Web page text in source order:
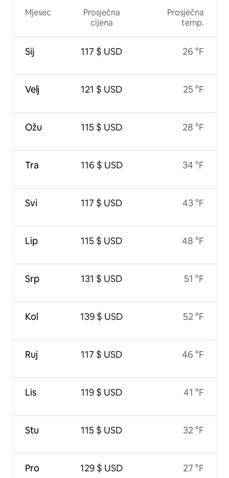
Mjesec
Sij
Velj
Ožu
Tra
Svi
Lip
Srp
Kol
Ruj
Lis
Stu
Pro
Prosječna
cijena
117 $ USD
121 $ USD
115 $ USD
116 $ USD
117 $ USD
115 $ USD
131 $ USD
139 $ USD
117 $ USD
119 $ USD
115 $ USD
129 $ USD
Prosječna
temp.
26 °F
25 °F
28 °F
34 °F
43 °F
48 °F
51 °F
52 °F
46 °F
41 °F
32 °F
27 °F